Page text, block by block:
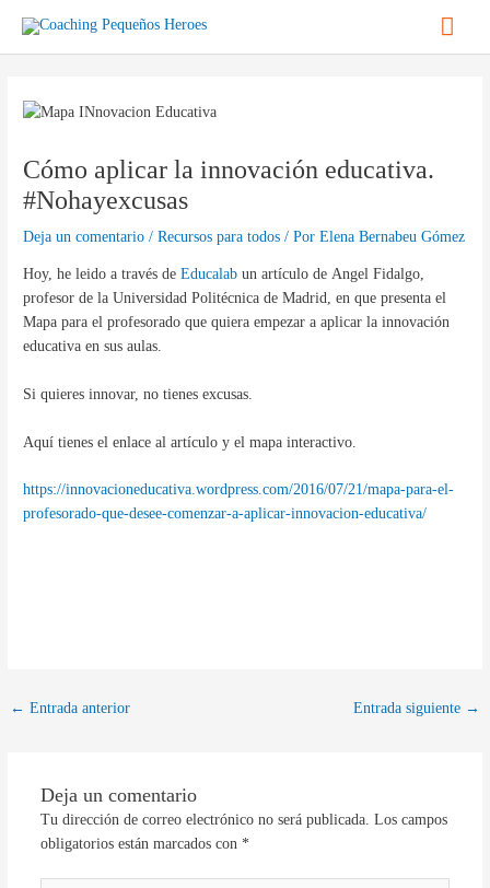
contenido
Cómo aplicar la innovación educativa.
‪#‎Nohayexcusas‬
Deja un comentario /Recursos para todos / PorElena Bernabeu Gómez
Hoy, he leido a través deEducalab un artículo de Angel Fidalgo,
profesor de la Universidad Politécnica de Madrid, en que presenta el
Mapa para el profesorado que quiera empezar a aplicar la innovación
educativa en sus aulas.
Si quieres innovar, no tienes excusas.
Aquí tienes el enlace al artículo y el mapa interactivo.
https://innovacioneducativa.wordpress.com/2016/07/21/mapa-para-el-
profesorado-que-desee-comenzar-a-aplicar-innovacion-educativa/
entradas
← Entrada anterior Entrada siguiente →
Deja un comentario
Tu dirección de correo electrónico no será publicada. Los campos
obligatorios están marcados con *